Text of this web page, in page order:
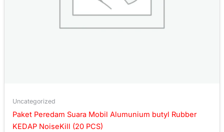
Uncategorized
Paket Peredam Suara Mobil Alumunium butyl Rubber
KEDAP NoiseKill (20 PCS)